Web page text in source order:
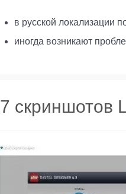
в русской локализации
иногда возникают
7 скриншотов